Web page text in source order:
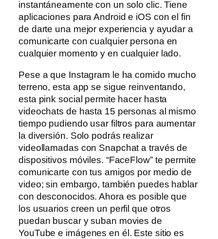
instantáneamente con un solo clic. Tiene
aplicaciones para Android e iOS con el fin
de darte una mejor experiencia y ayudar a
comunicarte con cualquier persona en
cualquier momento y en cualquier lado.
Pese a que Instagram le ha comido mucho
terreno, esta app se sigue reinventando,
esta pink social permite hacer hasta
videochats de hasta 15 personas al mismo
tiempo pudiendo usar filtros para aumentar
la diversión. Solo podrás realizar
videollamadas con Snapchat a través de
dispositivos móviles. “FaceFlow” te permite
comunicarte con tus amigos por medio de
video; sin embargo, también puedes hablar
con desconocidos. Ahora es posible que
los usuarios creen un perfil que otros
puedan buscar y suban movies de
YouTube e imágenes en él. Este sitio es